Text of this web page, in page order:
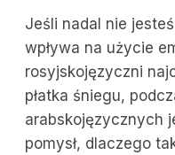
Jeśli nadal nie
wpływa na użycie
rosyjskojęzyczni
płatka śniegu,
arabskojęzycznych
pomysł, dlaczego